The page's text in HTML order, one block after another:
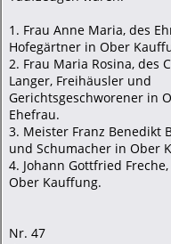
1. Frau Anne Maria, des
Hofegärtner in Ober
2. Frau Maria Rosina, des
Langer, Freihäusler und
Gerichtsgeschworener in
Ehefrau.
3. Meister Franz Benedikt
und Schumacher in Ober
4. Johann Gottfried
Ober Kauffung.
Nr. 47